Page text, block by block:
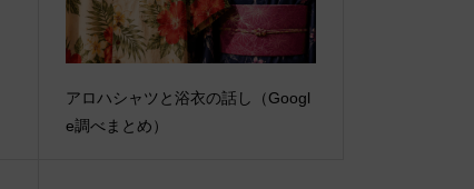
アロハシャツと浴衣の話し（Googl
e調べまとめ）